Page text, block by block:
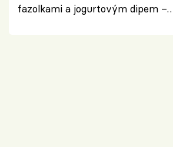
fazolkami a jogurtovým dipem –